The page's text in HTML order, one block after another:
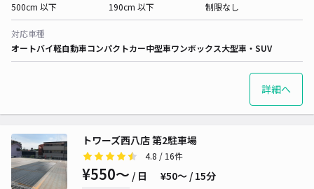
500cm 以下
190cm 以下
制限なし
対応車種
オートバイ軽自動車コンパクトカー中型車ワンボックス大型車・SUV
詳細へ
トワーズ西八店 第2駐車場
4.8 / 16件
¥550〜 / 日 ¥50〜 / 15分